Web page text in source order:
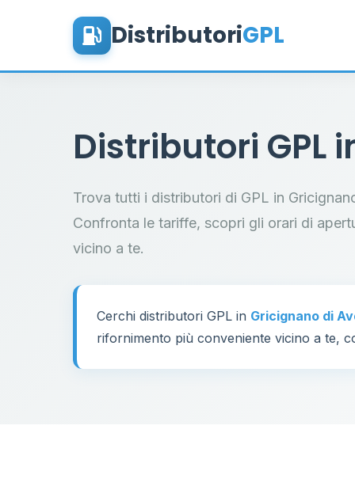
DistributoriGPL
Distributori GPL
Trova tutti i distributori di GPL in
Confronta le tariffe, scopri gli orari di
vicino a te.
Cerchi distributori GPL in Gricignano di
rifornimento più conveniente vicino a te,